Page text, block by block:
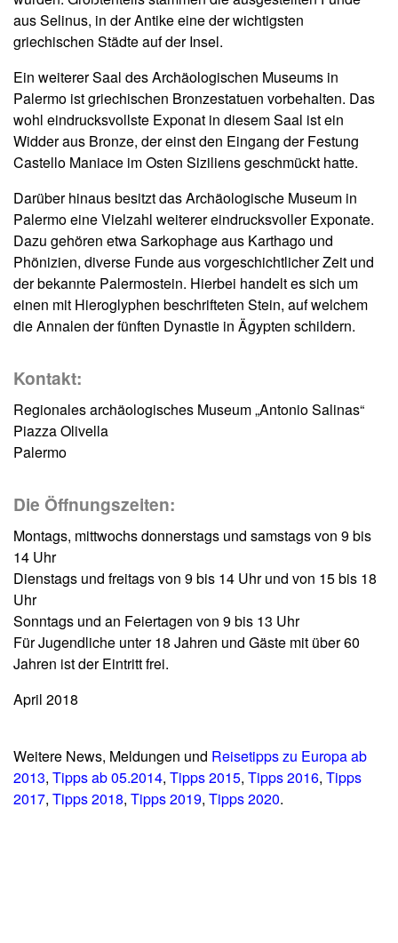
aus Selinus, in der Antike eine der wichtigsten
griechischen Städte auf der Insel.
Ein weiterer Saal des Archäologischen Museums in
Palermo ist griechischen Bronzestatuen vorbehalten. Das
wohl eindrucksvollste Exponat in diesem Saal ist ein
Widder aus Bronze, der einst den Eingang der Festung
Castello Maniace im Osten Siziliens geschmückt hatte.
Darüber hinaus besitzt das Archäologische Museum in
Palermo eine Vielzahl weiterer eindrucksvoller Exponate.
Dazu gehören etwa Sarkophage aus Karthago und
Phönizien, diverse Funde aus vorgeschichtlicher Zeit und
der bekannte Palermostein. Hierbei handelt es sich um
einen mit Hieroglyphen beschrifteten Stein, auf welchem
die Annalen der fünften Dynastie in Ägypten schildern.
Kontakt:
Regionales archäologisches Museum „Antonio Salinas“
Piazza Olivella
Palermo
Die Öffnungszeiten:
Montags, mittwochs donnerstags und samstags von 9 bis
14 Uhr
Dienstags und freitags von 9 bis 14 Uhr und von 15 bis 18
Uhr
Sonntags und an Feiertagen von 9 bis 13 Uhr
Für Jugendliche unter 18 Jahren und Gäste mit über 60
Jahren ist der Eintritt frei.
April 2018
Weitere News, Meldungen und Reisetipps zu Europa ab
2013, Tipps ab 05.2014, Tipps 2015, Tipps 2016, Tipps
2017, Tipps 2018, Tipps 2019, Tipps 2020.